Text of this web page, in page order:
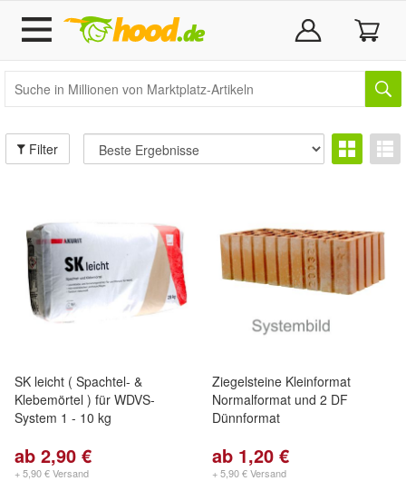
Filter
SK leicht ( Spachtel- &
Klebemörtel ) für WDVS-
System 1 - 10 kg
ab 2,90 €
+ 5,90 € Versand
Ziegelsteine Kleinformat
Normalformat und 2 DF
Dünnformat
ab 1,20 €
+ 5,90 € Versand